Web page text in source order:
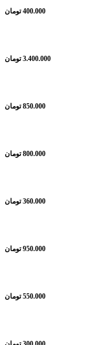
400.000 تومان
3.400.000 تومان
850.000 تومان
800.000 تومان
360.000 تومان
950.000 تومان
550.000 تومان